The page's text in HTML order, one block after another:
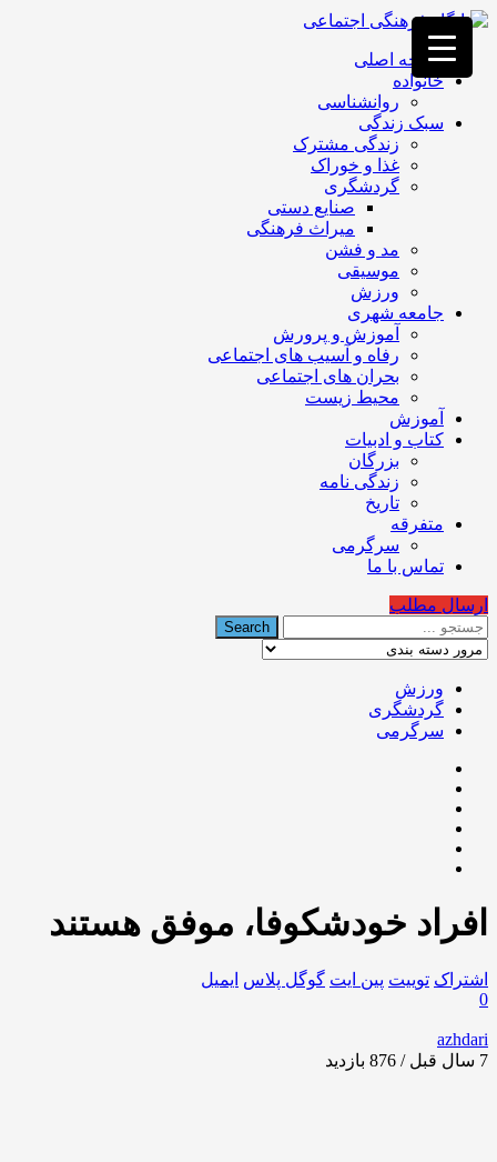
فصد
خون
غرب
تهران
خشکشویی
تصفیه
تهران
صفحه اصلی
خانواده
روانشناسی
سبک زندگی
زندگی مشترک
غذا و خوراک
گردشگری
صنایع دستی
میراث فرهنگی
مد و فشن
موسیقی
ورزش
جامعه شهری
آموزش و پرورش
رفاه و آسیب های اجتماعی
بحران های اجتماعی
محیط زیست
آموزش
کتاب و ادبیات
بزرگان
زندگی نامه
تاریخ
متفرقه
سرگرمی
تماس با ما
ارسال مطلب
ورزش
گردشگری
سرگرمی
افراد خودشکوفا، موفق هستند
اشتراک توییت پین ایت گوگل‌ پلاس ایمیل
0
azhdari
7 سال قبل / 876
بازدید